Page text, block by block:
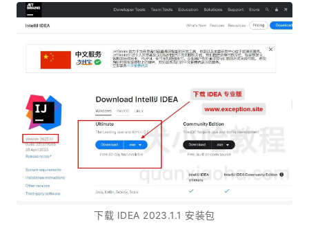
下载 IDEA 2023.1.1 安装包